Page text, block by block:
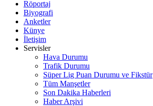
Röportaj
Biyografi
Anketler
Künye
İletişim
Servisler
Hava Durumu
Trafik Durumu
Süper Lig Puan Durumu ve Fikstür
Tüm Manşetler
Son Dakika Haberleri
Haber Arşivi